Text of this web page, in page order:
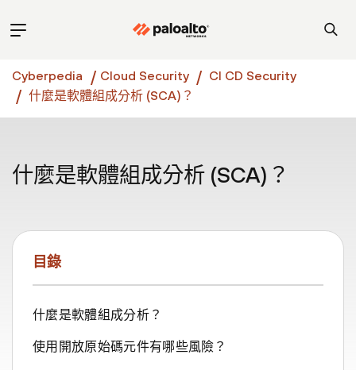
Cyberpedia Cloud Security
CI CD Security
什麼是軟體組成分析 (SCA)？
什麼是軟體組成分析 (SCA)？
目錄
什麼是軟體組成分析？
使用開放原始碼元件有哪些風險？